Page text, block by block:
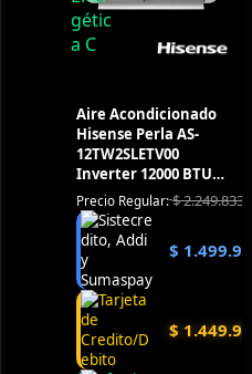
Aire Acondicionado
Hisense Perla AS-
12TW2SLETV00
Inverter 12000 BTU
220V
Precio Regular:$2.249.833
$ 1.499.900
$ 1.449.900